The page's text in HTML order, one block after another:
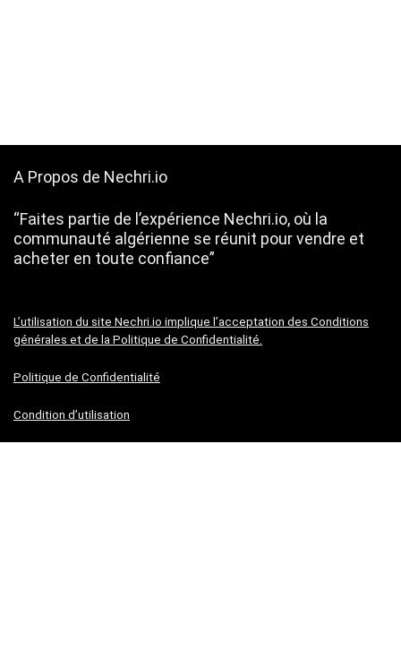
A Propos de Nechri.io
“Faites partie de l’expérience Nechri.io, où la
communauté algérienne se réunit pour vendre et
acheter en toute confiance”
L’utilisation du site Nechri.io implique l’acceptation des Conditions
générales et de la Politique de Confidentialité.
Politique de Confidentialité
Condition d’utilisation